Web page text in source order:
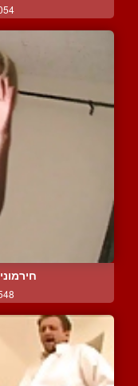
8054
5548